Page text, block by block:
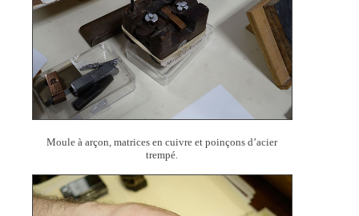
Moule à arçon, matrices en cuivre et poinçons d’acier
trempé.